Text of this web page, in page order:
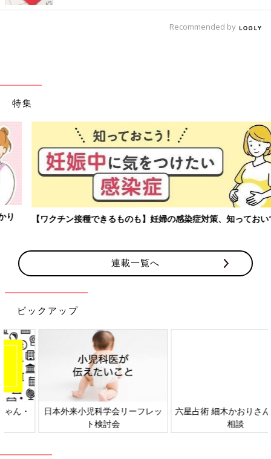
Recommended by
特集
【ワクチン接種できるものも】妊婦の感染症対策、知っておいて！
連載一覧へ
ピックアップ
日本外来小児科学会リーフレッ
六星占術 細木かおりさんの人生